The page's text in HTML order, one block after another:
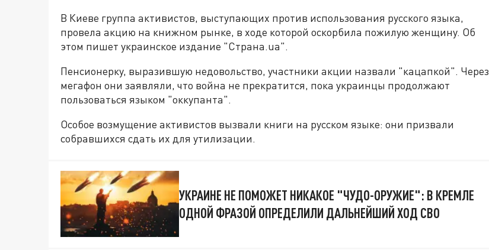
В Киеве группа активистов, выступающих против использования русского языка,
провела акцию на книжном рынке, в ходе которой оскорбила пожилую женщину. Об
этом пишет украинское издание "Страна.ua".
Пенсионерку, выразившую недовольство, участники акции назвали "кацапкой". Через
мегафон они заявляли, что война не прекратится, пока украинцы продолжают
пользоваться языком "оккупанта".
Особое возмущение активистов вызвали книги на русском языке: они призвали
собравшихся сдать их для утилизации.
УКРАИНЕ НЕ ПОМОЖЕТ НИКАКОЕ "ЧУДО-ОРУЖИЕ": В КРЕМЛЕ
ОДНОЙ ФРАЗОЙ ОПРЕДЕЛИЛИ ДАЛЬНЕЙШИЙ ХОД СВО